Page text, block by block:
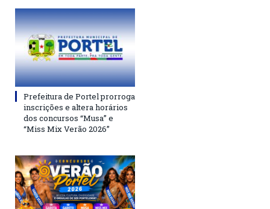
Prefeitura de Portel prorroga
inscrições e altera horários
dos concursos “Musa” e
“Miss Mix Verão 2026”